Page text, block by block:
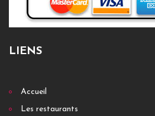
LIENS
Accueil
Les restaurants